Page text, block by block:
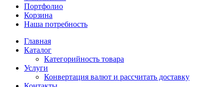
Портфолио
Корзина
Наша потребность
Главная
Каталог
Категорийность товара
Услуги
Конвертация валют и рассчитать доставку